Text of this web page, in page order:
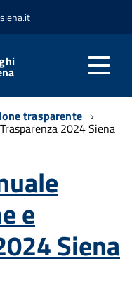
trasparente
2024 Siena
e
Siena